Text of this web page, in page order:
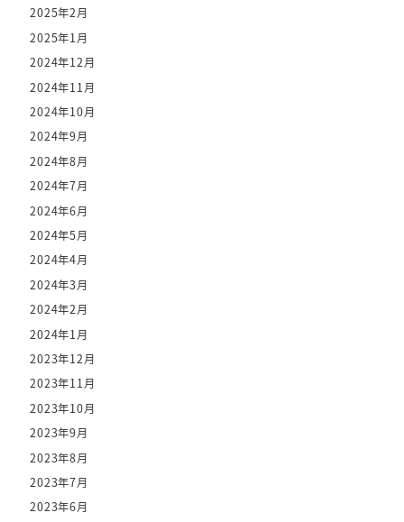
2025年2月
2025年1月
2024年12月
2024年11月
2024年10月
2024年9月
2024年8月
2024年7月
2024年6月
2024年5月
2024年4月
2024年3月
2024年2月
2024年1月
2023年12月
2023年11月
2023年10月
2023年9月
2023年8月
2023年7月
2023年6月